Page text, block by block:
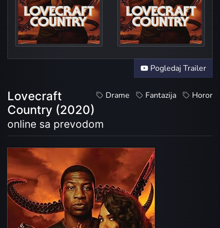
Full
Pogledaj Trailer
Drame Fantazija Horor
Lovecraft
Country (2020)
online sa prevodom